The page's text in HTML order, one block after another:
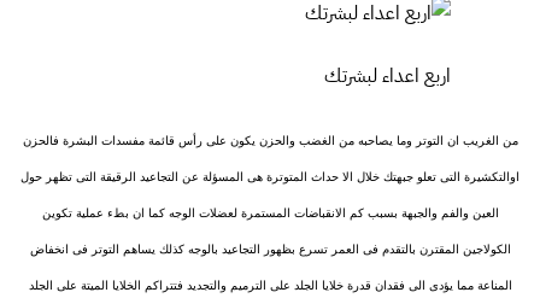
اربع اعداء لبشرتك
من الغريب ان التوتر وما يصاحبه من الغضب والحزن يكون على رأس قائمة مفسدات البشرة فالحزن
اوالتكشيرة التى تعلو جبهتك خلال الا حداث المتوترة هى المسؤلة عن التجاعيد الرقيقة التى تظهر حول
العين والفم والجبهة بسبب كم الانقباضات المستمرة لعضلات الوجه كما ان بطء عملية تكوين
الكولاجين المقترن بالتقدم فى العمر تسرع بظهور التجاعيد بالوجه كذلك يساهم التوتر فى انخفاض
المناعة مما يؤدى الى فقدان قدرة خلايا الجلد على الترميم والتجديد فتتراكم الخلايا الميتة على الجلد